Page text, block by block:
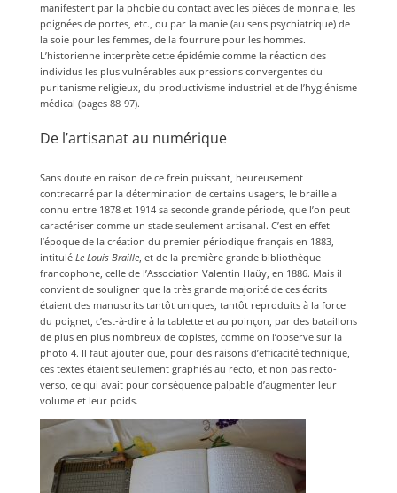
manifestent par la phobie du contact avec les pièces de monnaie, les
poignées de portes, etc., ou par la manie (au sens psychiatrique) de
la soie pour les femmes, de la fourrure pour les hommes.
L’historienne interprète cette épidémie comme la réaction des
individus les plus vulnérables aux pressions convergentes du
puritanisme religieux, du productivisme industriel et de l’hygiénisme
médical (pages 88-97).
De l’artisanat au numérique
Sans doute en raison de ce frein puissant, heureusement
contrecarré par la détermination de certains usagers, le braille a
connu entre 1878 et 1914 sa seconde grande période, que l’on peut
caractériser comme un stade seulement artisanal. C’est en effet
l’époque de la création du premier périodique français en 1883,
intitulé Le Louis Braille, et de la première grande bibliothèque
francophone, celle de l’Association Valentin Haüy, en 1886. Mais il
convient de souligner que la très grande majorité de ces écrits
étaient des manuscrits tantôt uniques, tantôt reproduits à la force
du poignet, c’est-à-dire à la tablette et au poinçon, par des bataillons
de plus en plus nombreux de copistes, comme on l’observe sur la
photo 4. Il faut ajouter que, pour des raisons d’efficacité technique,
ces textes étaient seulement graphiés au recto, et non pas recto-
verso, ce qui avait pour conséquence palpable d’augmenter leur
volume et leur poids.